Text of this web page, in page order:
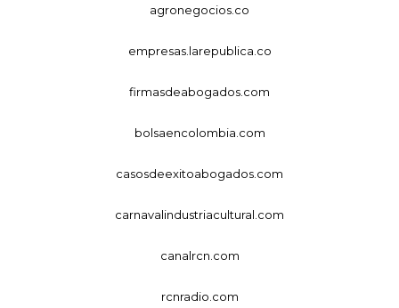
agronegocios.co
empresas.larepublica.co
firmasdeabogados.com
bolsaencolombia.com
casosdeexitoabogados.com
carnavalindustriacultural.com
canalrcn.com
rcnradio.com